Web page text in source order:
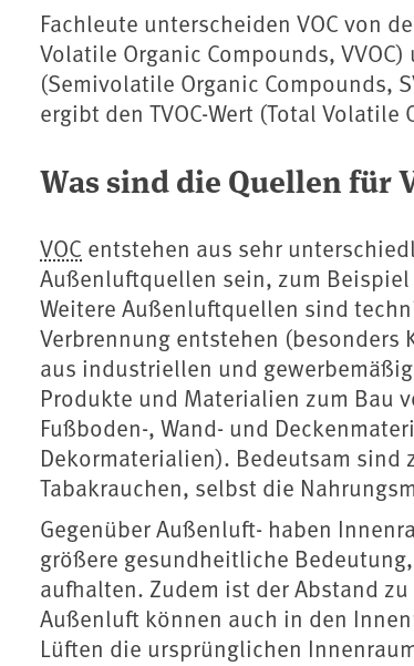
Fachleute unterscheiden VOC von
Volatile Organic Compounds,
(Semivolatile Organic Compounds,
ergibt den TVOC-Wert (Total Volatile
Was sind die Quellen für
VOC entstehen aus sehr
Außenluftquellen sein, zum
Weitere Außenluftquellen sind
Verbrennung entstehen (besonders
aus industriellen und
Produkte und Materialien zum Bau
Fußboden-, Wand- und
Dekormaterialien). Bedeutsam sind
Tabakrauchen, selbst die
Gegenüber Außenluft- haben
größere gesundheitliche
aufhalten. Zudem ist der Abstand
Außenluft können auch in den
Lüften die ursprünglichen